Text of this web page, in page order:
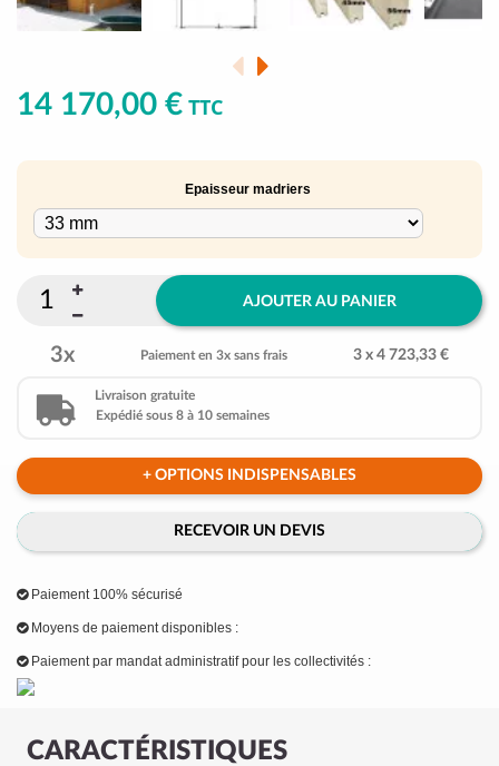
CARACTÉRISTIQUES
14 170,00 € TTC
Epaisseur madriers
AJOUTER AU PANIER
3x Paiement en 3x sans frais 3 x 4 723,33 €
Livraison gratuite
Expédié sous 8 à 10 semaines
+ OPTIONS INDISPENSABLES
RECEVOIR UN DEVIS
Paiement 100% sécurisé
Moyens de paiement disponibles :
Paiement par mandat administratif pour les collectivités :